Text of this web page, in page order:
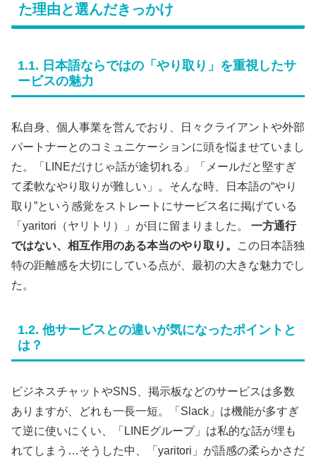
た理由と選んだきっかけ
1.1. 日本語ならではの「やり取り」を重視したサ
ービスの魅力
私自身、個人事業を営んでおり、日々クライアントや外部
パートナーとのコミュニケーションに頭を悩ませていまし
た。「LINEだけじゃ話が途切れる」「メールだと堅すぎ
て柔軟なやり取りが難しい」。そんな時、日本語の“やり
取り”という感覚をストレートにサービス名に掲げている
「yaritori（ヤリトリ）」が目に留まりました。 一方通行
ではない、相互作用のある本当のやり取り。
この日本語独
特の距離感を大切にしている点が、最初の大きな魅力でし
た。
1.2. 他サービスとの違いが気になったポイントと
は？
ビジネスチャットやSNS、掲示板などのサービスは多数
ありますが、どれも一長一短。「Slack」は機能が多すぎ
て逆に使いにくい、「LINEグループ」は私的な話が埋も
れてしまう…そうした中、「yaritori」が語感の柔らかさだ